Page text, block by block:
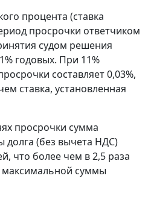
процента (ставка
просрочки ответчиком
судом решения
годовых. При 11%
составляет 0,03%,
ставка, установленная
просрочки сумма
долга (без вычета НДС)
что более чем в 2,5 раза
суммы